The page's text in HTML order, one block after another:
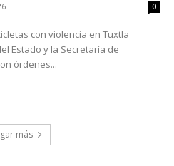
0
con violencia en Tuxtla
órdenes...
más